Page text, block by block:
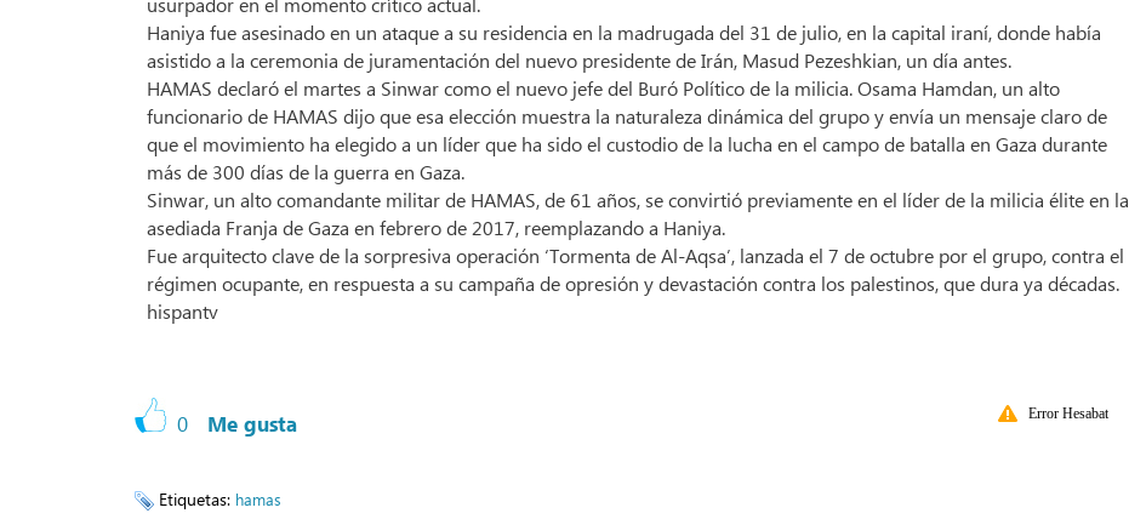
Haniya fue asesinado en un ataque a su residencia en la madrugada del 31 de julio, en la capital iraní, donde había
asistido a la ceremonia de juramentación del nuevo presidente de Irán, Masud Pezeshkian, un día antes.
HAMAS declaró el martes a Sinwar como el nuevo jefe del Buró Político de la milicia. Osama Hamdan, un alto
funcionario de HAMAS dijo que esa elección muestra la naturaleza dinámica del grupo y envía un mensaje claro de
que el movimiento ha elegido a un líder que ha sido el custodio de la lucha en el campo de batalla en Gaza durante
más de 300 días de la guerra en Gaza.
Sinwar, un alto comandante militar de HAMAS, de 61 años, se convirtió previamente en el líder de la milicia élite en la
asediada Franja de Gaza en febrero de 2017, reemplazando a Haniya.
Fue arquitecto clave de la sorpresiva operación ‘Tormenta de Al-Aqsa’, lanzada el 7 de octubre por el grupo, contra el
régimen ocupante, en respuesta a su campaña de opresión y devastación contra los palestinos, que dura ya décadas.
hispantv
0 Me gusta Error Hesabat
Etiquetas: hamas